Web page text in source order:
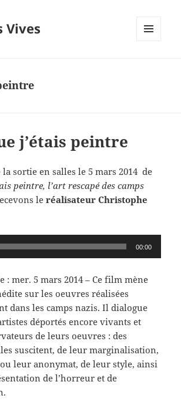
Vives
j’étais peintre
la sortie en salles le 5 mars 2014 de
peintre, l’art rescapé des camps
leréalisateur Christophe
00:00
: mer. 5 mars 2014 – Ce film mène
sur les oeuvres réalisées
dans les camps nazis. Il dialogue
déportés encore vivants et
de leurs oeuvres : des
suscitent, de leur marginalisation,
leur anonymat, de leur style, ainsi
de l’horreur et de